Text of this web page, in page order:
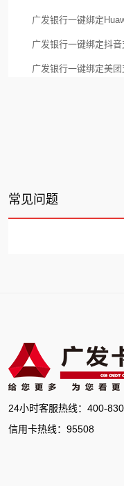
广发银行一键绑定抖
广发银行一键绑定美
常见问题
24小时客服热线：400-
信用卡热线：95508